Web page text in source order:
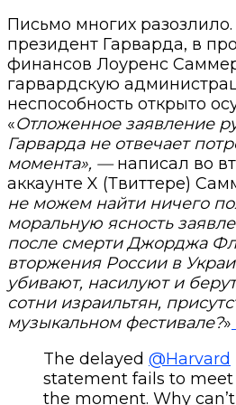
Письмо многих
президент Гарварда, в
финансов Лоуренс
гарвардскую
неспособность открыто
«Отложенное заявление
Гарварда не отвечает
момента», —написал во
аккаунте X (Твиттере)
не можем найти ничего
моральную ясность
после смерти Джорджа
вторжения России в
убивают, насилуют и
сотни израильтян,
музыкальном фестивале?»
The delayed @Harvard
statement fails to
the moment. Why